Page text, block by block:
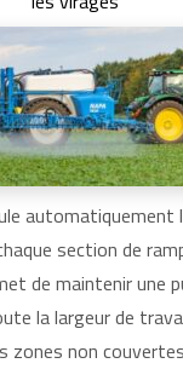
automatiquement
section de
de maintenir une
la largeur de
zones non